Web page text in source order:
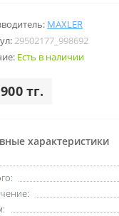
MAXLER
29502177_998692
Есть в наличии
тг.
характеристики